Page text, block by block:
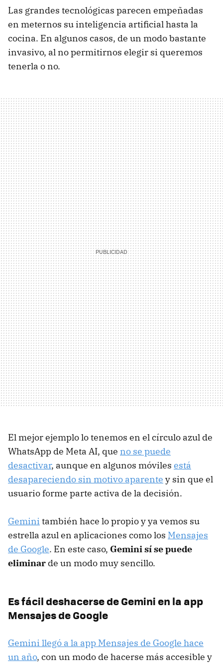
Las grandes tecnológicas parecen empeñadas
en meternos su inteligencia artificial hasta la
cocina. En algunos casos, de un modo bastante
invasivo, al no permitirnos elegir si queremos
tenerla o no.
El mejor ejemplo lo tenemos en el círculo azul de
WhatsApp de Meta AI, que no se puede
desactivar, aunque en algunos móviles está
desapareciendo sin motivo aparente y sin que el
usuario forme parte activa de la decisión.
Gemini también hace lo propio y ya vemos su
estrella azul en aplicaciones como los Mensajes
de Google. En este caso, Gemini sí se puede
eliminar de un modo muy sencillo.
Es fácil deshacerse de Gemini en la app
Mensajes de Google
Gemini llegó a la app Mensajes de Google hace
un año, con un modo de hacerse más accesible y